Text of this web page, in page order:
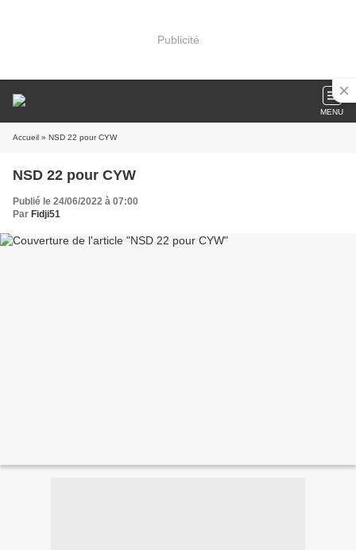
Publicité
MENU
Accueil » NSD 22 pour CYW
NSD 22 pour CYW
Publié le 24/06/2022 à 07:00
Par Fidji51